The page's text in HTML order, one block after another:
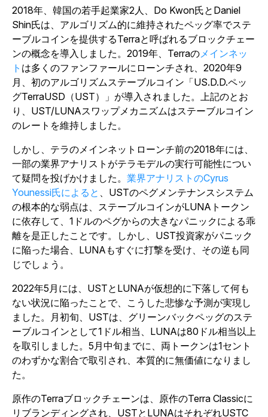
2018年、韓国の若手起業家2人、Do Kwon氏とDaniel
Shin氏は、アルゴリズム的に維持されたペッグ率でステ
ーブルコインを提供するTerraと呼ばれるブロックチェー
ンの概念を導入しました。2019年、Terraのメインネッ
ト は多くのファンファールにローンチされ、2020年9
月、初のアルゴリズムステーブルコイン「US.D.D.ペッ
グTerraUSD（UST）」が導入されました。上記のとお
り、UST/LUNAスワップメカニズムはステーブルコイン
のレートを維持しました。
しかし、テラのメインネットローンチ前の2018年には、
一部の業界アナリストがテラモデルの実行可能性につい
て疑問を投げかけました。 業界アナリストのCyrus
Younessi氏によると 、USTのペグメンテナンスシステム
の根本的な弱点は、ステーブルコインがLUNAトークン
に依存して、1ドルのペグからの大きなパニックによる乖
離を是正したことです。しかし、UST投資家がパニック
に陥った場合、LUNAもすぐに打撃を受け、その逆も同
じでしょう。
2022年5月には、USTとLUNAが仮想的に下落して何も
ない状況に陥ったことで、こうした悲惨な予測が実現し
ました。月初旬、USTは、グリーンバックペッグのステ
ーブルコインとして1ドル相当、LUNAは80ドル相当以上
を取引しました。5月中旬までに、両トークンは1セント
のわずかな割合で取引され、本質的に無価値になりまし
た。
原作のTerraブロックチェーンは、原作のTerra Classicに
リブランディングされ、USTとLUNAはそれぞれUSTC